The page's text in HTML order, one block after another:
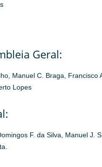
Geral:
Manuel C. Braga, Francisco
Lopes
F. da Silva, Manuel J.